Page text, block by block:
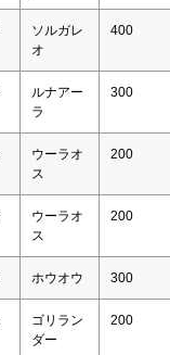
ソルガレ
オ
400
ルナアー
ラ
300
ウーラオ
ス
200
ウーラオ
ス
200
ホウオウ 300
ゴリラン
ダー
200